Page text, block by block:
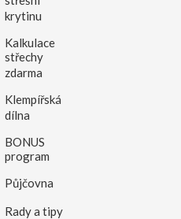
krytinu
Kalkulace
střechy
zdarma
Klempířská
dílna
BONUS
program
Půjčovna
Rady a tipy